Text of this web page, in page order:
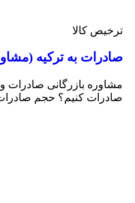
ترخیص کالا
صادرات به ترکیه
مشاوره بازرگانی صادرات و
صادرات کنیم؟ حجم صادرات